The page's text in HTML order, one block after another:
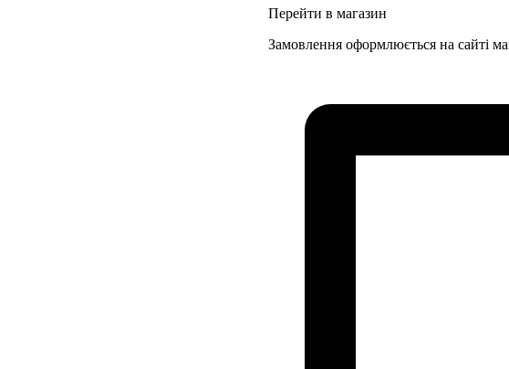
Перейти в магазин
Замовлення оформлюється на сайті